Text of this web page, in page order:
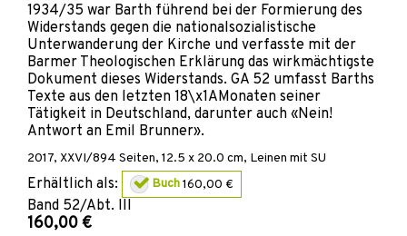
1934/35 war Barth führend bei der Formierung des
Widerstands gegen die nationalsozialistische
Unterwanderung der Kirche und verfasste mit der
Barmer Theologischen Erklärung das wirkmächtigste
Dokument dieses Widerstands. GA 52 umfasst Barths
Texte aus den letzten 18\x1AMonaten seiner
Tätigkeit in Deutschland, darunter auch «Nein!
Antwort an Emil Brunner».
2017, XXVI/894 Seiten, 12.5 x 20.0 cm, Leinen mit SU
Erhältlich als: Buch160,00 €
Band 52/Abt. III
160,00 €